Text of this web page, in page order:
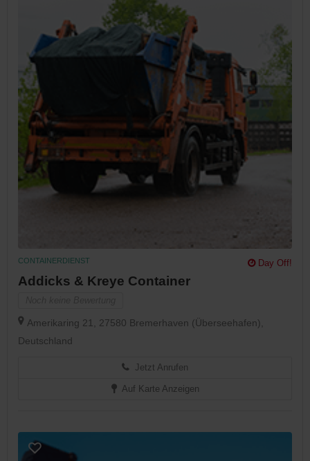
CONTAINERDIENST Day Off!
Addicks & Kreye Container
Amerikaring 21, 27580 Bremerhaven (Überseehafen),
Deutschland
Jetzt Anrufen
Auf Karte Anzeigen